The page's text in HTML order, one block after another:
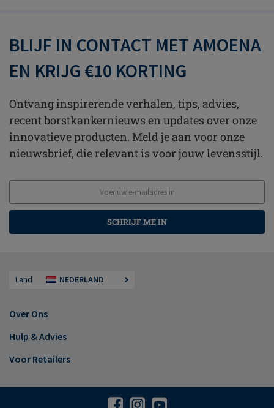
BLIJF IN CONTACT MET AMOENA
EN KRIJG €10 KORTING
Ontvang inspirerende verhalen, tips, advies,
recent borstkankernieuws en updates over onze
innovatieve producten. Meld je aan voor onze
nieuwsbrief, die relevant is voor jouw levensstijl.
SCHRIJF ME IN
Land NEDERLAND
Over Ons
Hulp & Advies
Voor Retailers